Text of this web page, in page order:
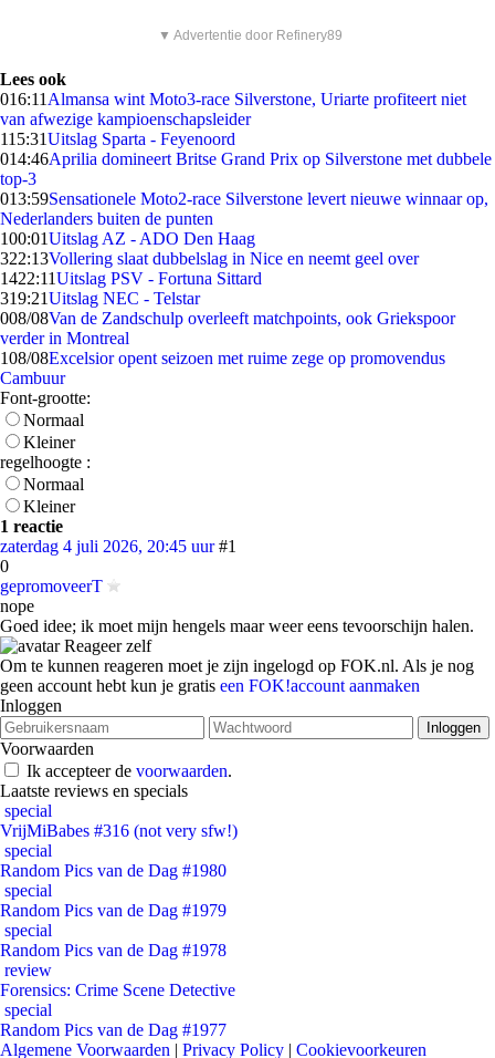
▼ Advertentie door Refinery89
Lees ook
016:11 Almansa wint Moto3-race Silverstone, Uriarte profiteert niet
van afwezige kampioenschapsleider
115:31Uitslag Sparta - Feyenoord
014:46Aprilia domineert Britse Grand Prix op Silverstone met dubbele
top-3
013:59Sensationele Moto2-race Silverstone levert nieuwe winnaar op,
Nederlanders buiten de punten
100:01Uitslag AZ - ADO Den Haag
322:13Vollering slaat dubbelslag in Nice en neemt geel over
1422:11Uitslag PSV - Fortuna Sittard
319:21Uitslag NEC - Telstar
008/08Van de Zandschulp overleeft matchpoints, ook Griekspoor
verder in Montreal
108/08Excelsior opent seizoen met ruime zege op promovendus
Cambuur
Font-grootte:
Normaal
Kleiner
regelhoogte :
Normaal
Kleiner
1 reactie
zaterdag 4 juli 2026, 20:45 uur #1
0
gepromoveerT
nope
Goed idee; ik moet mijn hengels maar weer eens tevoorschijn halen.
Reageer zelf
Om te kunnen reageren moet je zijn ingelogd op FOK.nl. Als je nog
geen account hebt kun je gratis een FOK!account aanmaken
Inloggen
Voorwaarden
Ik accepteer de voorwaarden.
Laatste reviews en specials
special
VrijMiBabes #316 (not very sfw!)
special
Random Pics van de Dag #1980
special
Random Pics van de Dag #1979
special
Random Pics van de Dag #1978
review
Forensics: Crime Scene Detective
special
Random Pics van de Dag #1977
Algemene Voorwaarden | Privacy Policy | Cookievoorkeuren